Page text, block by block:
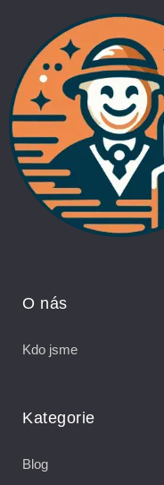
O nás
Kdo jsme
Kategorie
Blog